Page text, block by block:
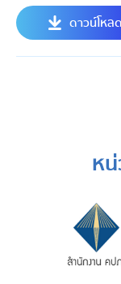
ดาวน์โหลด
ห